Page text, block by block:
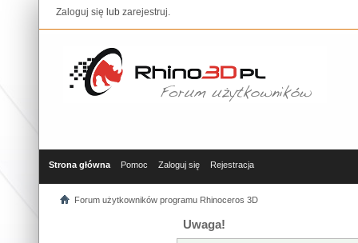
Zaloguj się lub zarejestruj.
Strona główna Pomoc Zaloguj się Rejestracja
Forum użytkowników programu Rhinoceros 3D
Uwaga!